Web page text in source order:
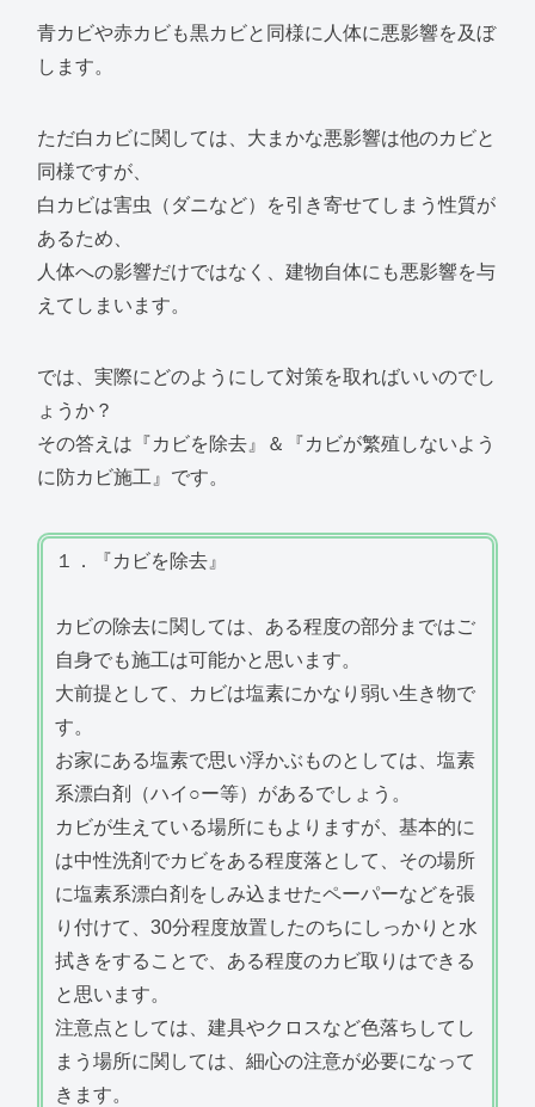
青カビや赤カビも黒カビと同様に人体に悪影響を及ぼ
します。
ただ白カビに関しては、大まかな悪影響は他のカビと
同様ですが、
白カビは害虫（ダニなど）を引き寄せてしまう性質が
あるため、
人体への影響だけではなく、建物自体にも悪影響を与
えてしまいます。
では、実際にどのようにして対策を取ればいいのでし
ょうか？
その答えは『カビを除去』＆『カビが繁殖しないよう
に防カビ施工』です。
１．『カビを除去』
カビの除去に関しては、ある程度の部分まではご
自身でも施工は可能かと思います。
大前提として、カビは塩素にかなり弱い生き物で
す。
お家にある塩素で思い浮かぶものとしては、塩素
系漂白剤（ハイ○ー等）があるでしょう。
カビが生えている場所にもよりますが、基本的に
は中性洗剤でカビをある程度落として、その場所
に塩素系漂白剤をしみ込ませたペーパーなどを張
り付けて、30分程度放置したのちにしっかりと水
拭きをすることで、ある程度のカビ取りはできる
と思います。
注意点としては、建具やクロスなど色落ちしてし
まう場所に関しては、細心の注意が必要になって
きます。